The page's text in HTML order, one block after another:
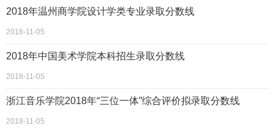
2018年温州商学院设计学类专业录取分数线
2018-11-05
2018年中国美术学院本科招生录取分数线
2018-11-05
浙江音乐学院2018年“三位一体”综合评价拟录取分数线
2018-11-05